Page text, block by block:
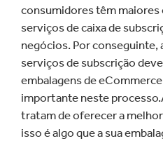
consumidores têm
serviços de caixa de
negócios. Por conseguinte,
serviços de subscrição
embalagens de
importante neste
tratam de oferecer a
isso é algo que a sua